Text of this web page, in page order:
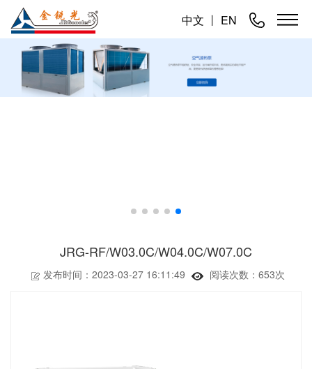
中文 丨 EN
JRG-RF/W03.0C/W04.0C/W07.0C
发布时间：2023-03-27 16:11:49 阅读次数： 653次